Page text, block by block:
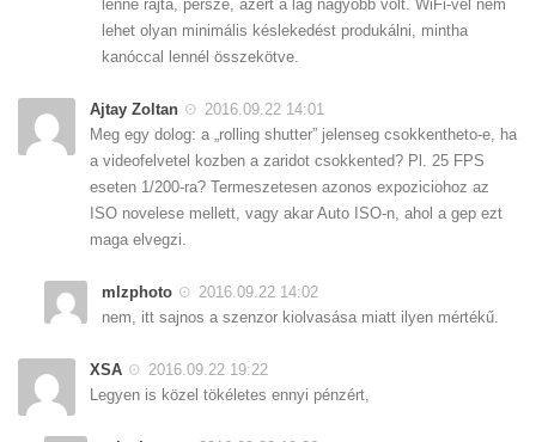
lenne rajta, persze, azért a lag nagyobb volt. WiFi-vel nem
lehet olyan minimális késlekedést produkálni, mintha
kanóccal lennél összekötve.
Ajtay Zoltan
2016.09.22 14:01
Meg egy dolog: a „rolling shutter” jelenseg csokkentheto-e, ha
a videofelvetel kozben a zaridot csokkented? Pl. 25 FPS
eseten 1/200-ra? Termeszetesen azonos expoziciohoz az
ISO novelese mellett, vagy akar Auto ISO-n, ahol a gep ezt
maga elvegzi.
mlzphoto
2016.09.22 14:02
nem, itt sajnos a szenzor kiolvasása miatt ilyen mértékű.
XSA
2016.09.22 19:22
Legyen is közel tökéletes ennyi pénzért,